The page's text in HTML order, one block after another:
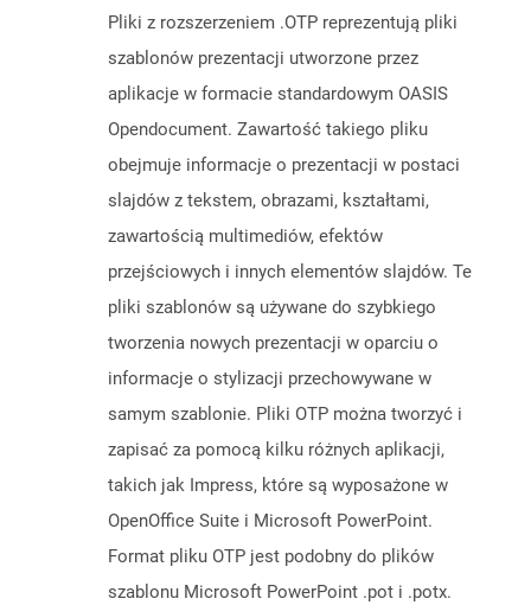
Pliki z rozszerzeniem .OTP reprezentują pliki
szablonów prezentacji utworzone przez
aplikacje w formacie standardowym OASIS
Opendocument. Zawartość takiego pliku
obejmuje informacje o prezentacji w postaci
slajdów z tekstem, obrazami, kształtami,
zawartością multimediów, efektów
przejściowych i innych elementów slajdów. Te
pliki szablonów są używane do szybkiego
tworzenia nowych prezentacji w oparciu o
informacje o stylizacji przechowywane w
samym szablonie. Pliki OTP można tworzyć i
zapisać za pomocą kilku różnych aplikacji,
takich jak Impress, które są wyposażone w
OpenOffice Suite i Microsoft PowerPoint.
Format pliku OTP jest podobny do plików
szablonu Microsoft PowerPoint .pot i .potx.